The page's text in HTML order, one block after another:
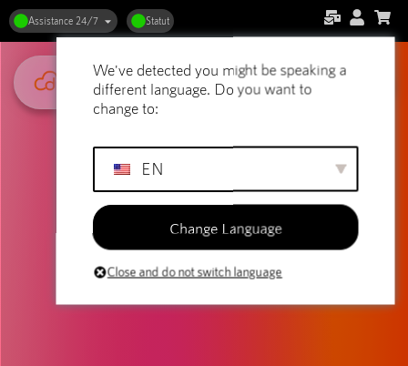
Assistance 24/7 Statut
We've detected you might be speaking a
different language. Do you want to
change to:
EN
Change Language
Close and do not switch language